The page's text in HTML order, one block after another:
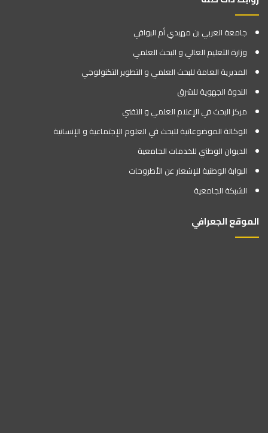
جامعة العربي بن مهيدي أم البواقي
وزارة التعليم العالي و البحث العلمي
المديرية العامة للبحث العلمي و التطوير التكنولوجي
الندوة الجهوية للشرق
مركز البحث في الإعلام العلمي و التقني
الوكالة الموضوعاتية للبحث في العلوم الإجتماعية و الإنسانية
الديوان الوطني للخدمات الجامعية
البوابة الوطنية للإشعار عن الأطروحات
الشبكة الجامعية
الموقع الجعرافي